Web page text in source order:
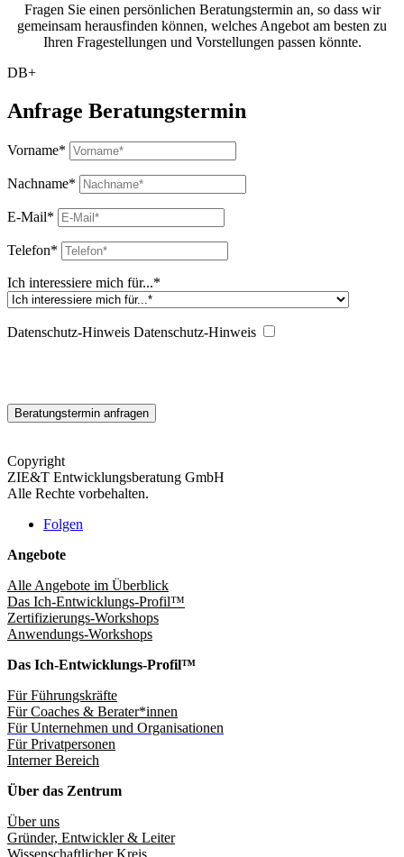
Fragen Sie einen persönlichen Beratungstermin an, so dass wir
gemeinsam herausfinden können, welches Angebot am besten zu
Ihren Fragestellungen und Vorstellungen passen könnte.
DB+
Anfrage Beratungstermin
Vorname*
Nachname*
E-Mail*
Telefon*
Ich interessiere mich für...*
Datenschutz-Hinweis Datenschutz-Hinweis
Beratungstermin anfragen
Copyright
ZIE&T Entwicklungsberatung GmbH
Alle Rechte vorbehalten.
Folgen
Angebote
Alle Angebote im Überblick
Das Ich-Entwicklungs-Profil™
Zertifizierungs-Workshops
Anwendungs-Workshops
Das Ich-Entwicklungs-Profil™
Für Führungskräfte
Für Coaches & Berater*innen
Für Unternehmen und Organisationen
Für Privatpersonen
Interner Bereich
Über das Zentrum
Über uns
Gründer, Entwickler & Leiter
Wissenschaftlicher Kreis